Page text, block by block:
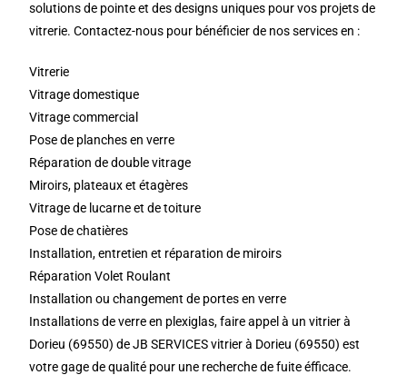
solutions de pointe et des designs uniques pour vos projets de
vitrerie. Contactez-nous pour bénéficier de nos services en :
Vitrerie
Vitrage domestique
Vitrage commercial
Pose de planches en verre
Réparation de double vitrage
Miroirs, plateaux et étagères
Vitrage de lucarne et de toiture
Pose de chatières
Installation, entretien et réparation de miroirs
Réparation Volet Roulant
Installation ou changement de portes en verre
Installations de verre en plexiglas, faire appel à un vitrier à
Dorieu (69550) de JB SERVICES vitrier à Dorieu (69550) est
votre gage de qualité pour une recherche de fuite éfficace.